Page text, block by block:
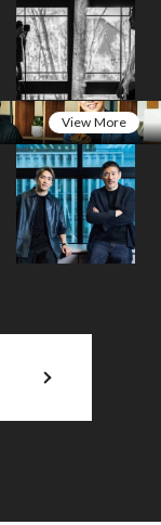
View More